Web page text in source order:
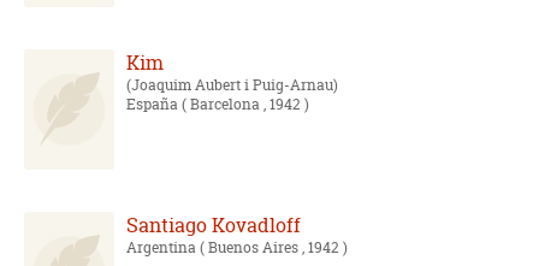
Kim
Joaquim Aubert i Puig-Arnau
España( Barcelona , 1942 )
Santiago Kovadloff
Argentina( Buenos Aires , 1942 )